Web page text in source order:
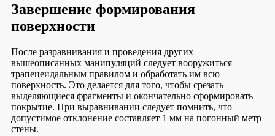
Завершение формирования
поверхности
После разравнивания и проведения других
вышеописанных манипуляций следует вооружиться
трапецеидальным правилом и обработать им всю
поверхность. Это делается для того, чтобы срезать
выделяющиеся фрагменты и окончательно сформировать
покрытие. При выравнивании следует помнить, что
допустимое отклонение составляет 1 мм на погонный метр
стены.